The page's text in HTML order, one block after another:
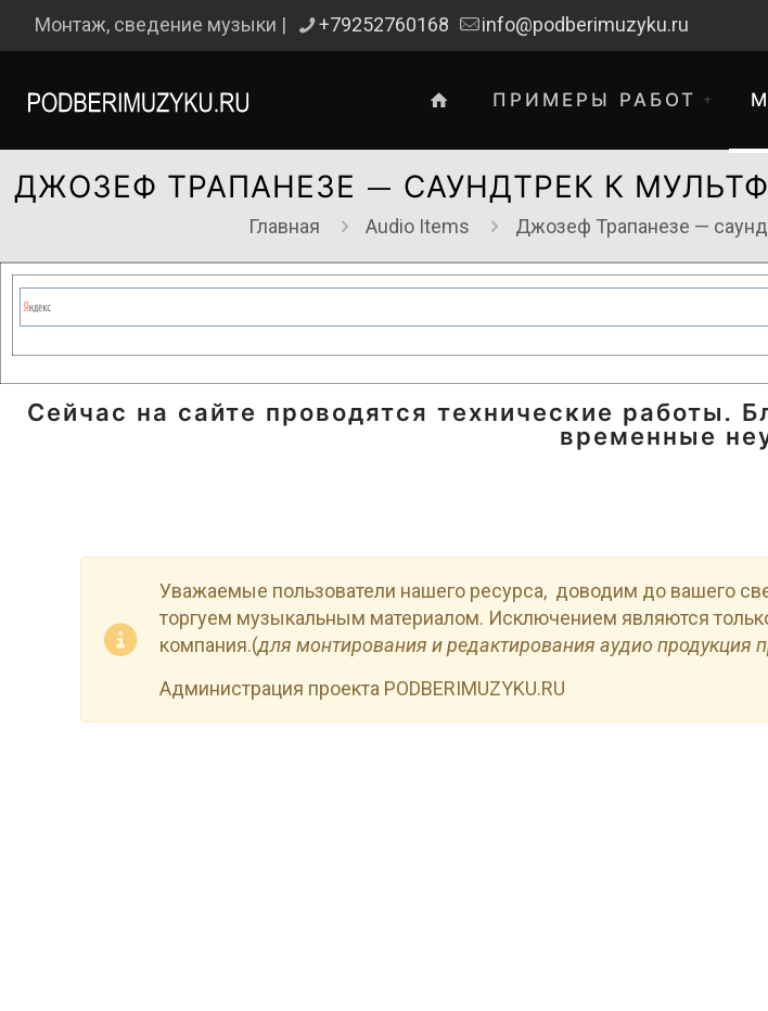
Монтаж, сведение музыки | +79252760168 info@podberimuzyku.ru
ПРИМЕРЫ РАБОТ
ДЖОЗЕФ ТРАПАНЕЗЕ — САУНДТРЕК К
Главная Audio Items Джозеф Трапанезе —
Сейчас на сайте проводятся технические работы.
временные
Уважаемые пользователи нашего ресурса, доводим до вашего
торгуем музыкальным материалом. Исключением являются
компания.(для монтирования и редактирования аудио продукция
Администрация проекта PODBERIMUZYKU.RU